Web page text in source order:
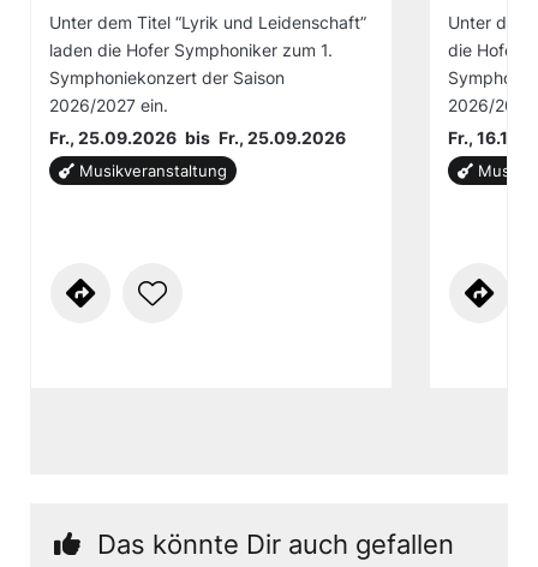
Unter dem Titel “Lyrik und Leidenschaft”
laden die Hofer Symphoniker zum 1.
Symphoniekonzert der Saison
2026/2027 ein.
Fr., 25.09.2026 bis Fr., 25.09.2026
Musikveranstaltung
Unter dem
die Hofer
2026/
Fr.,
Das könnte Dir auch gefallen